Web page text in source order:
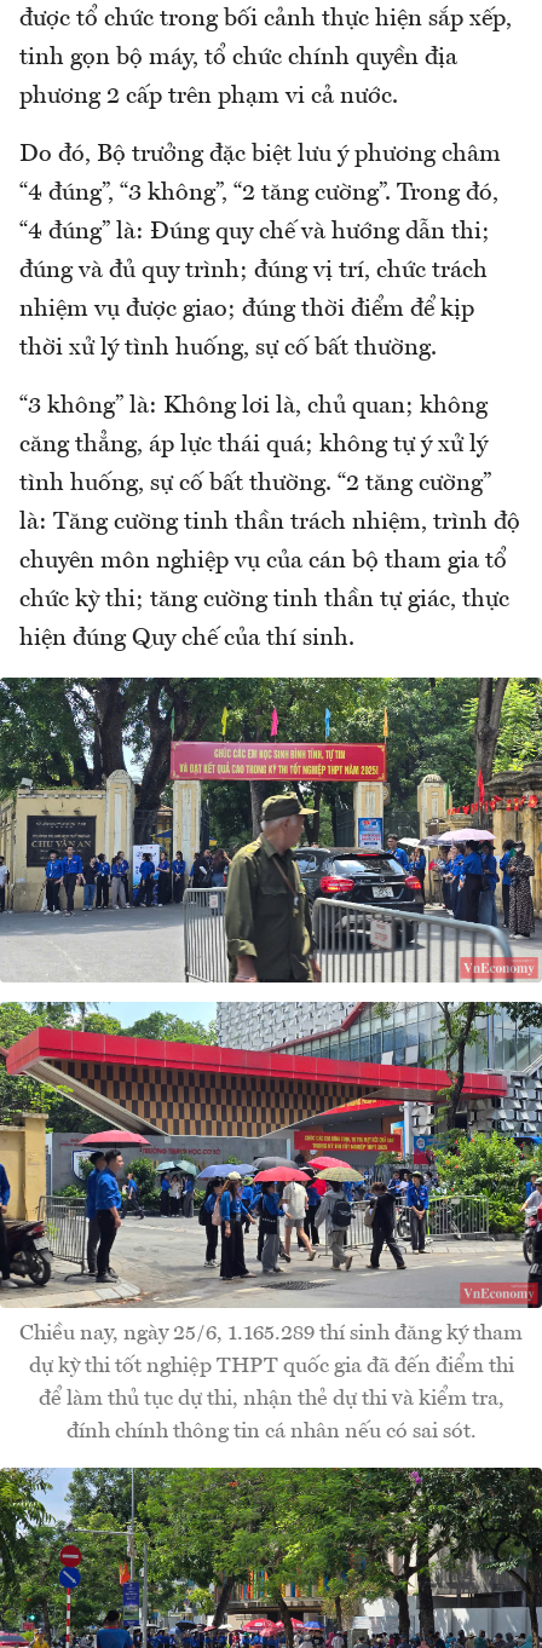
được tổ chức trong bối cảnh thực hiện sắp xếp,
tinh gọn bộ máy, tổ chức chính quyền địa
phương 2 cấp trên phạm vi cả nước.
Do đó, Bộ trưởng đặc biệt lưu ý phương châm
“4 đúng”, “3 không”, “2 tăng cường”. Trong đó,
“4 đúng” là: Đúng quy chế và hướng dẫn thi;
đúng và đủ quy trình; đúng vị trí, chức trách
nhiệm vụ được giao; đúng thời điểm để kịp
thời xử lý tình huống, sự cố bất thường.
“3 không” là: Không lơi là, chủ quan; không
căng thẳng, áp lực thái quá; không tự ý xử lý
tình huống, sự cố bất thường. “2 tăng cường”
là: Tăng cường tinh thần trách nhiệm, trình độ
chuyên môn nghiệp vụ của cán bộ tham gia tổ
chức kỳ thi; tăng cường tinh thần tự giác, thực
hiện đúng Quy chế của thí sinh.
Chiều nay, ngày 25/6, 1.165.289 thí sinh đăng ký tham
dự kỳ thi tốt nghiệp THPT quốc gia đã đến điểm thi
để làm thủ tục dự thi, nhận thẻ dự thi và kiểm tra,
đính chính thông tin cá nhân nếu có sai sót.